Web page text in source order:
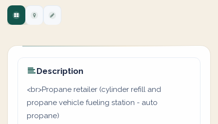
Description
<br>Propane retailer (cylinder refill and
propane vehicle fueling station - auto
propane)